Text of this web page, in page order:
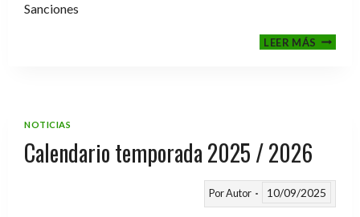
Sanciones
LEER MÁSFASE
NOTICIAS
Calendario temporada 2025 / 2026
PorAutor 10/09/2025